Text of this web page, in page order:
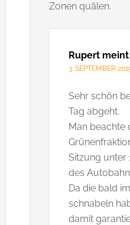
Zonen quälen.
Rupert meint
3. SEPTEMBER
Sehr schön
Tag abgeht.
Man beachte
Sitzung unter
des
Da die bald
schnabeln
damit